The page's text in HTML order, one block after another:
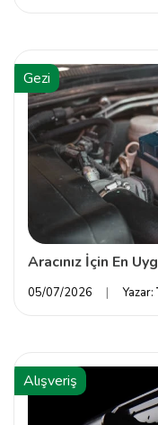
Gezi
Aracınız İçin En
05/07/2026 Yazar:
Alışveriş